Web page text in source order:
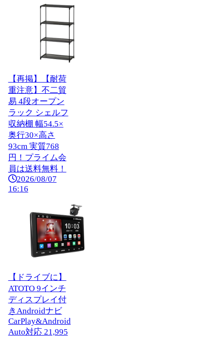
【再掲】【耐荷
重注意】不二貿
易 4段オープン
ラック シェルフ
収納棚 幅54.5×
奥行30×高さ
93cm 実質768
円！プライム会
員は送料無料！
2026/08/07
16:16
【ドライブに】
ATOTO 9インチ
ディスプレイ付
きAndroidナビ
CarPlay&Android
Auto対応 21,995